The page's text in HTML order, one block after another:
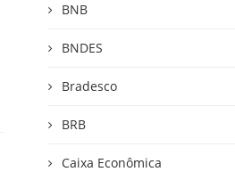
BNB
BNDES
Bradesco
BRB
Caixa Econômica